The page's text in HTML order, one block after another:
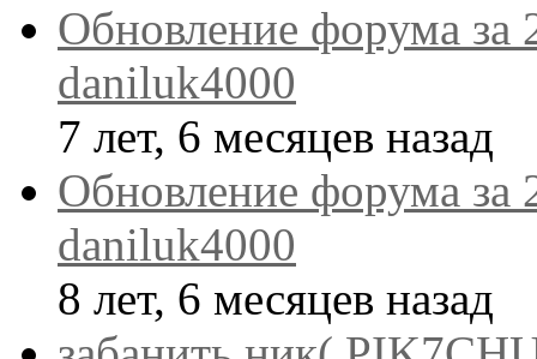
Обновление форума за
daniluk4000
7 лет, 6 месяцев назад
Обновление форума за
daniluk4000
8 лет, 6 месяцев назад